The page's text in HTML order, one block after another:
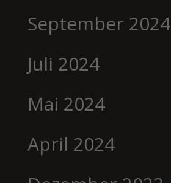
September 2024
Juli 2024
Mai 2024
April 2024